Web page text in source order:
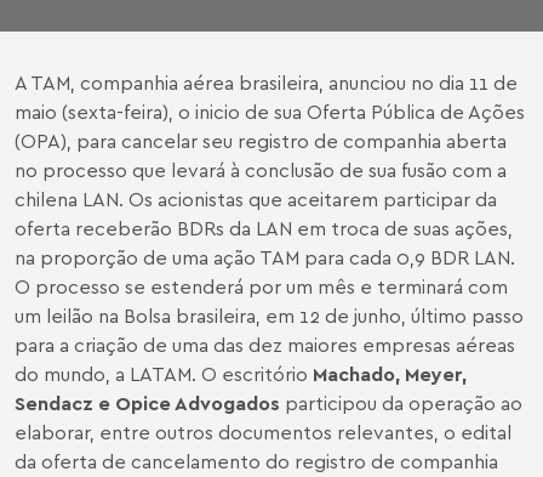
A TAM, companhia aérea brasileira, anunciou no dia 11 de
maio (sexta-feira), o inicio de sua Oferta Pública de Ações
(OPA), para cancelar seu registro de companhia aberta
no processo que levará à conclusão de sua fusão com a
chilena LAN. Os acionistas que aceitarem participar da
oferta receberão BDRs da LAN em troca de suas ações,
na proporção de uma ação TAM para cada 0,9 BDR LAN.
O processo se estenderá por um mês e terminará com
um leilão na Bolsa brasileira, em 12 de junho, último passo
para a criação de uma das dez maiores empresas aéreas
do mundo, a LATAM. O escritório Machado, Meyer,
Sendacz e Opice Advogados participou da operação ao
elaborar, entre outros documentos relevantes, o edital
da oferta de cancelamento do registro de companhia